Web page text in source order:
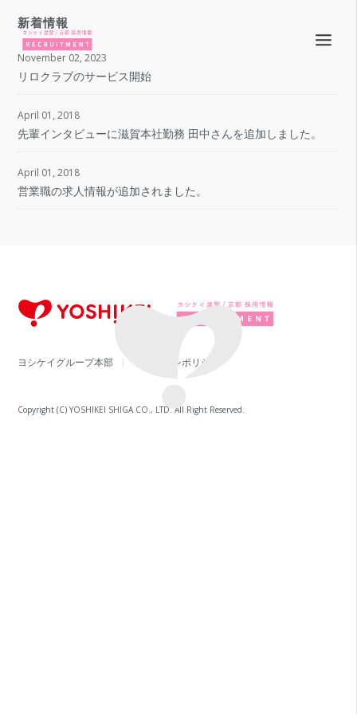
新着情報
November 02, 2023
リロクラブのサービス開始
April 01, 2018
先輩インタビューに滋賀本社勤務 田中さんを追加しました。
April 01, 2018
営業職の求人情報が追加されました。
ヨシケイグループ本部 プライバシポリシー
Copyright (C) YOSHIKEI SHIGA CO., LTD. All Right Reserved.